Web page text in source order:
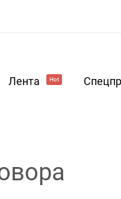
Лента Hot